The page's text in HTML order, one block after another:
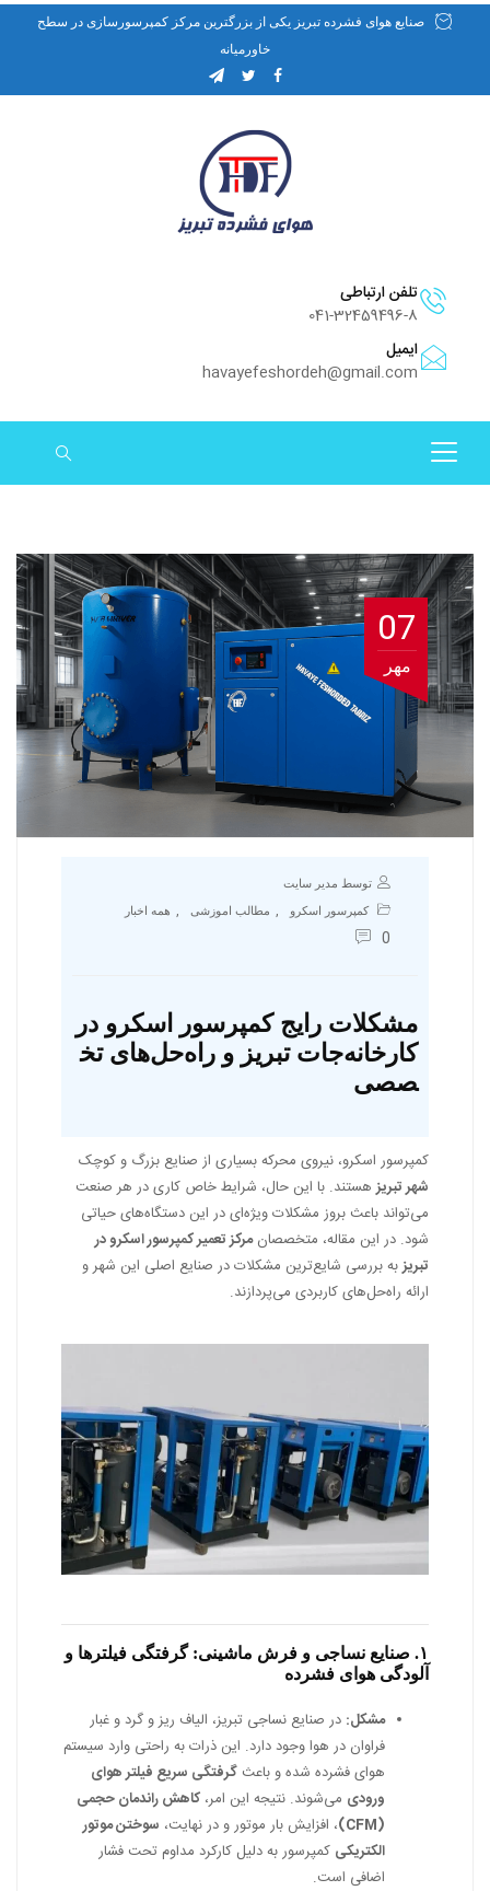
صنایع هوای فشرده تبریز یکی از بزرگترین مرکز کمپرسورسازی در سطح
خاورمیانه
تلفن ارتباطی
041-32459496-8
ایمیل
havayefeshordeh@gmail.com
07
مهر
توسط مدیر سایت
کمپرسور اسکرو
, مطالب اموزشی , همه اخبار
0
مشکلات رایج کمپرسور اسکرو در
کارخانه‌جات تبریز و راه‌حل‌های تخ
صصی
کمپرسور اسکرو، نیروی محرکه بسیاری از صنایع بزرگ و کوچک
شهر تبریزهستند. با این حال، شرایط خاص کاری در هر صنعت
می‌تواند باعث بروز مشکلات ویژه‌ای در این دستگاه‌های حیاتی
شود. در این مقاله، متخصصانمرکز تعمیر کمپرسور اسکرو در
تبریزبه بررسی شایع‌ترین مشکلات در صنایع اصلی این شهر و
ارائه راه‌حل‌های کاربردی می‌پردازند.
۱. صنایع نساجی و فرش ماشینی: گرفتگی فیلترها و
آلودگی هوای فشرده
مشکل: در صنایع نساجی تبریز، الیاف ریز و گرد و غبار
فراوان در هوا وجود دارد. این ذرات به راحتی وارد سیستم
هوای فشرده شده و باعث گرفتگی سریع فیلتر هوای
ورودی می‌شوند. نتیجه این امر، کاهش راندمان حجمی
(CFM)
، افزایش بار موتور و در نهایت، سوختن موتور
الکتریکی کمپرسور به دلیل کارکرد مداوم تحت فشار
اضافی است.